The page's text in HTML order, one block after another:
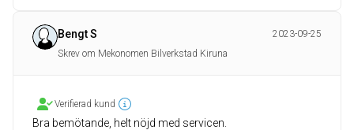
Bengt S
2023-09-25
Skrev om Mekonomen Bilverkstad Kiruna
Verifierad kund
Bra bemötande, helt nöjd med servicen.